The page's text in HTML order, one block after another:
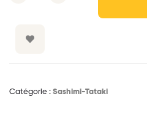
Catégorie : Sashimi-Tataki